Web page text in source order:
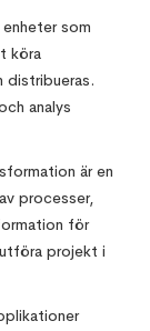
som
köra
distribueras.
analys
är en
processer,
för
projekt i